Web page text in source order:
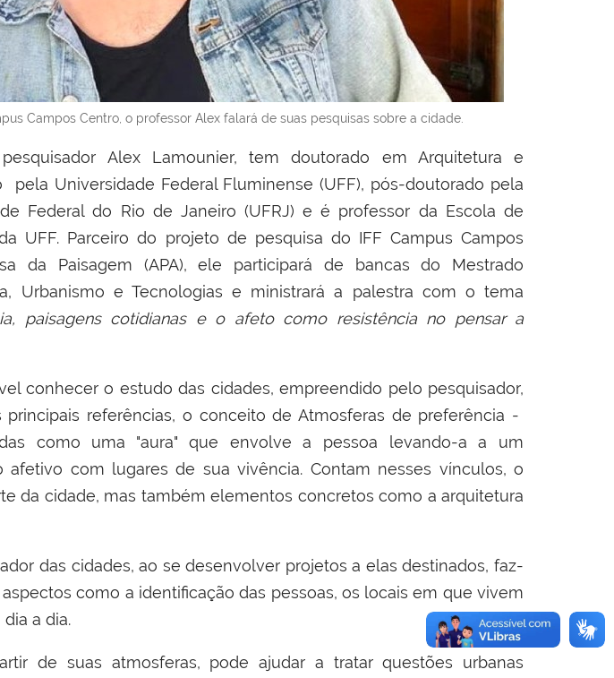
Campos Centro, o professor Alex falará de suas pesquisas sobre a cidade.
Alex Lamounier, tem doutorado em Arquitetura e
pela Universidade Federal Fluminense (UFF), pós-doutorado pela
Federal do Rio de Janeiro (UFRJ) e é professor da Escola de
UFF. Parceiro do projeto de pesquisa do IFF Campus Campos
da Paisagem (APA), ele participará de bancas do Mestrado
Urbanismo e Tecnologias e ministrará a palestra com o tema
paisagens cotidianas e o afeto como resistência no pensar a
conhecer o estudo das cidades, empreendido pelo pesquisador,
referências, o conceito de Atmosferas de preferência -
como uma "aura" que envolve a pessoa levando-a a um
afetivo com lugares de sua vivência. Contam nesses vínculos, o
da cidade, mas também elementos concretos como a arquitetura
das cidades, ao se desenvolver projetos a elas destinados, faz-
como a identificação das pessoas, os locais em que vivem
a dia.
de suas atmosferas, pode ajudar a tratar questões urbanas